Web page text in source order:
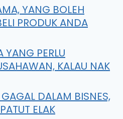
YANG BOLEH
PRODUK ANDA
YANG PERLU
KALAU NAK
DALAM BISNES,
ELAK